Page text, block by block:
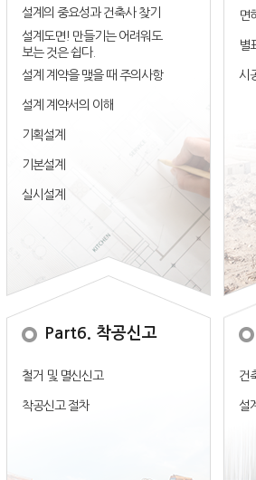
설계의 중요성과 건축사 찾기
설계도면! 만들기는 어려워도
보는 것은 쉽다.
설계 계약을 맺을 때 주의사항
설계 계약서의 이해
기획설계
기본설계
실시설계
면
별
시
Part6. 착공신고
철거 및 멸신신고
착공신고 절차
건
설